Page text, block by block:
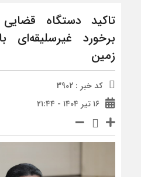
تاکید دستگاه
برخورد غیرسلیقه‌ای
زمین
کد خبر : 3902
۱۶ تیر ۱۴۰۴ - ۲۱:۴۴